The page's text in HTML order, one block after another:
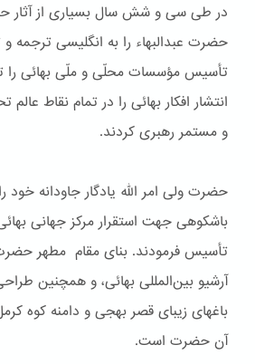
در طی سی و شش سال بسیاری از آثار
حضرت عبدالبهاء را به انگلیسی ترجمه
تأسیس مؤسسات محلّی و ملّی بهائی را
انتشار افکار بهائی را در تمام نقاط
و مستمر رهبری کردند.
حضرت ولی امر الله یادگار جاودانه خود
باشكوهی جهت استقرار مرکز جهانی
تأسیس فرمودند. بنای مقام مطهر
آرشیو بین‌المللی بهائی، و همچنین
باغهای زیبای قصر بهجی و دامنه کوه
آن حضرت است.